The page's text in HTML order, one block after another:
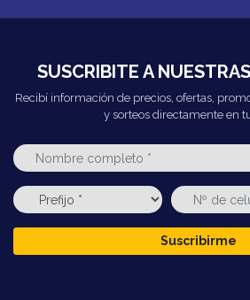
SUSCRIBITE A
Recibí información de precios, ofertas,
y sorteos directamente en
Suscribirme